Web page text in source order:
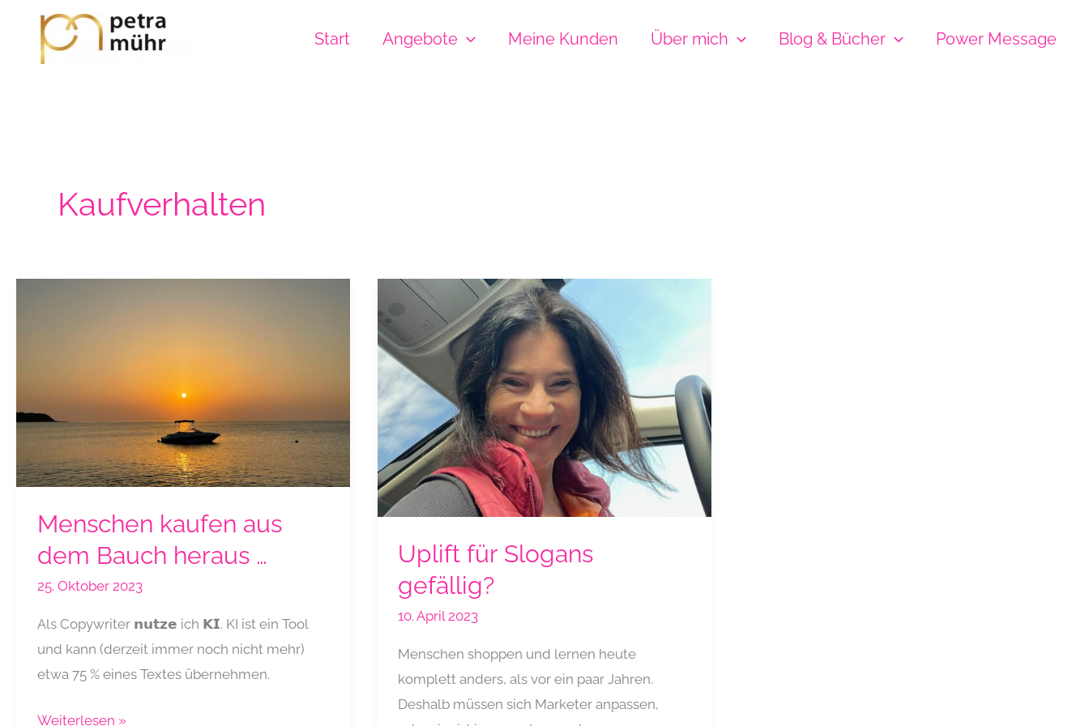
springen
Start Angebote Meine Kunden Über mich Blog & Bücher Power Message
Kaufverhalten
Menschen kaufen aus
dem Bauch heraus …
25. Oktober 2023
Als Copywriter 𝗻𝘂𝘁𝘇𝗲 ich 𝗞𝗜. KI ist ein Tool
und kann (derzeit immer noch nicht mehr)
etwa 75 % eines Textes übernehmen.
Menschen
Weiterlesen »
Uplift für Slogans
gefällig?
10. April 2023
Menschen shoppen und lernen heute
komplett anders, als vor ein paar Jahren.
Deshalb müssen sich Marketer anpassen,